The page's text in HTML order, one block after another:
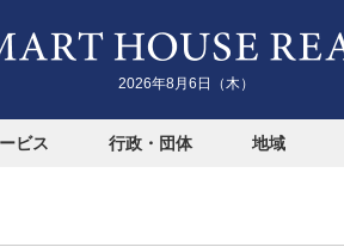
2026年8月6日（木）
ビス 行政・団体 地域